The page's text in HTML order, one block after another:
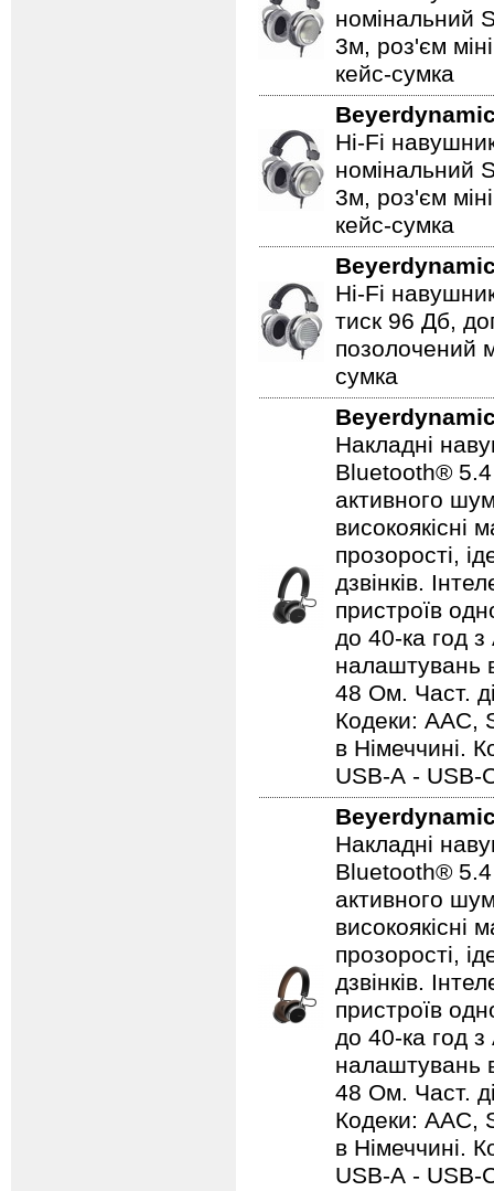
номінальний
3м, роз'єм
кейс-сумка
Hi-Fi
номінальний
3м, роз'єм
кейс-сумка
Hi-Fi
тиск 96 Дб,
позолочений
сумка
Накладні
Bluetooth® 5.4
активного
високоякісні
прозорості,
дзвінків.
пристроїв
до 40-ка год з
налаштувань
48 Ом. Част.
Кодеки: AAC,
в Німеччині.
USB-А - USB-
Накладні
Bluetooth® 5.4
активного
високоякісні
прозорості,
дзвінків.
пристроїв
до 40-ка год з
налаштувань
48 Ом. Част.
Кодеки: AAC,
в Німеччині.
USB-А - USB-